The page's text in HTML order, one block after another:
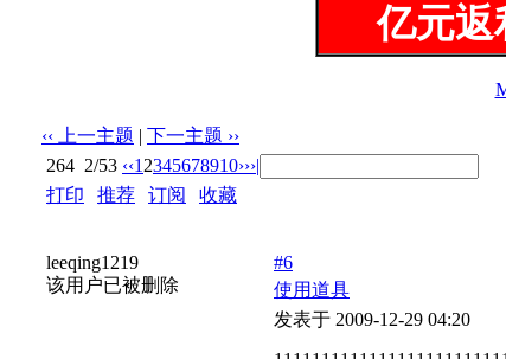
亿元
‹‹ 上一主题 | 下一主题 ››
264 2/53 ‹‹1 2345678910›››|
打印
推荐 订阅
收藏
leeqing1219
该用户已被删除
#6
使用道具
发表于 2009-12-29 04:20